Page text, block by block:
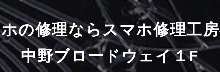
の修理ならスマホ修理工
中野ブロードウェイ１F